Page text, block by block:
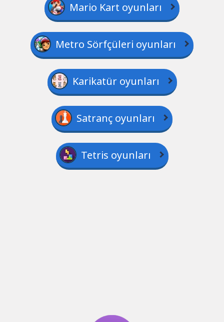
Mario Kart oyunları
Metro Sörfçüleri oyunları
Karikatür oyunları
Satranç oyunları
Tetris oyunları